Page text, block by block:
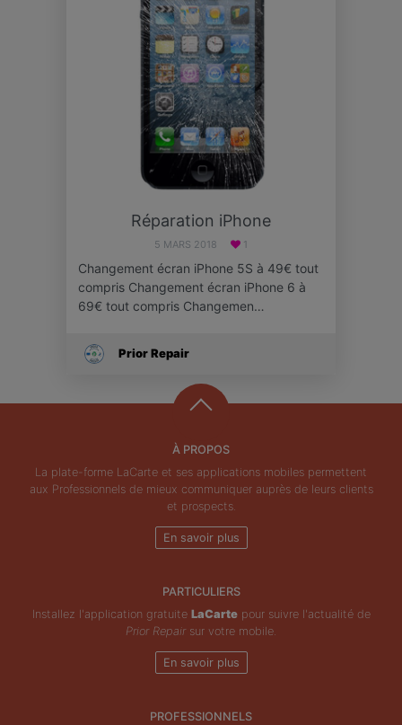
Réparation iPhone
5 MARS 2018 1
Changement écran iPhone 5S à 49€ tout
compris Changement écran iPhone 6 à
69€ tout compris Changemen…
Prior Repair
À PROPOS
La plate-forme LaCarte et ses applications mobiles permettent
aux Professionnels de mieux communiquer auprès de leurs clients
et prospects.
En savoir plus
PARTICULIERS
Installez l'application gratuite LaCartepour suivre l'actualité de
Prior Repairsur votre mobile.
En savoir plus
PROFESSIONNELS